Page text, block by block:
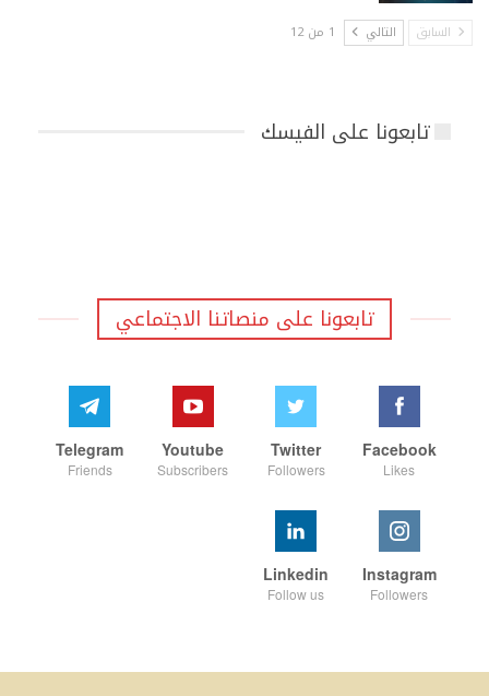
السابق التالي 1 من 12
تابعونا على الفيسك
تابعونا على منصاتنا الاجتماعي
Facebook
Likes
Twitter
Followers
Youtube
Subscribers
Telegram
Friends
Instagram
Followers
Linkedin
Follow us